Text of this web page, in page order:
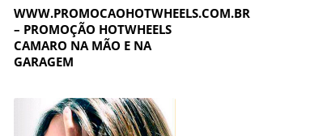
WWW.PROMOCAOHOTWHEELS.COM.BR
– PROMOÇÃO HOTWHEELS
CAMARO NA MÃO E NA
GARAGEM